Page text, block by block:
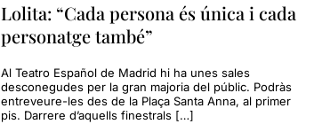
Lolita: “Cada persona és única i cada
personatge també”
Al Teatro Español de Madrid hi ha unes sales
desconegudes per la gran majoria del públic. Podràs
entreveure-les des de la Plaça Santa Anna, al primer
pis. Darrere d’aquells finestrals […]